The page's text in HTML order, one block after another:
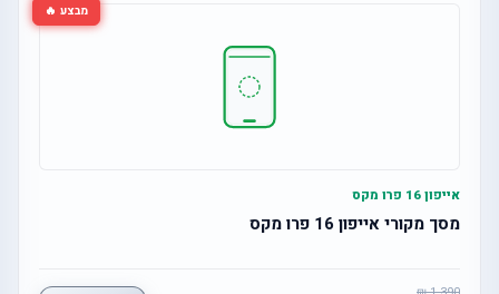
מבצע 🔥
אייפון 16 פרו מקס
מסך מקורי אייפון 16 פרו מקס